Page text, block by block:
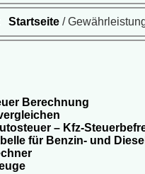
Startseite /
Berechnung
– Kfz-
für Benzin- und